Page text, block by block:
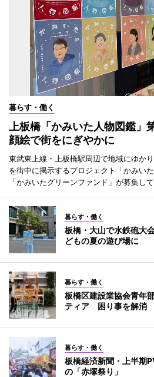
暮らす・働く
上板橋「かみいた人物図鑑
顔絵で街をにぎやかに
東武東上線・上板橋駅周辺で地域にゆか
を街中に掲示するプロジェクト「かみい
「かみいたグリーンファンド」が募集して
暮らす・働く
板橋・大山で水鉄砲大
どもの夏の遊び場に
暮らす・働く
板橋区建設業協会青年
ティア 困り事を解消
暮らす・働く
板橋経済新聞・上半期
の「赤塚祭り」